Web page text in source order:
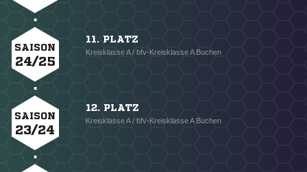
SAISON
24/25
11. PLATZ
Kreisklasse A / bfv-Kreisklasse A Buchen
SAISON
23/24
12. PLATZ
Kreisklasse A / bfv-Kreisklasse A Buchen